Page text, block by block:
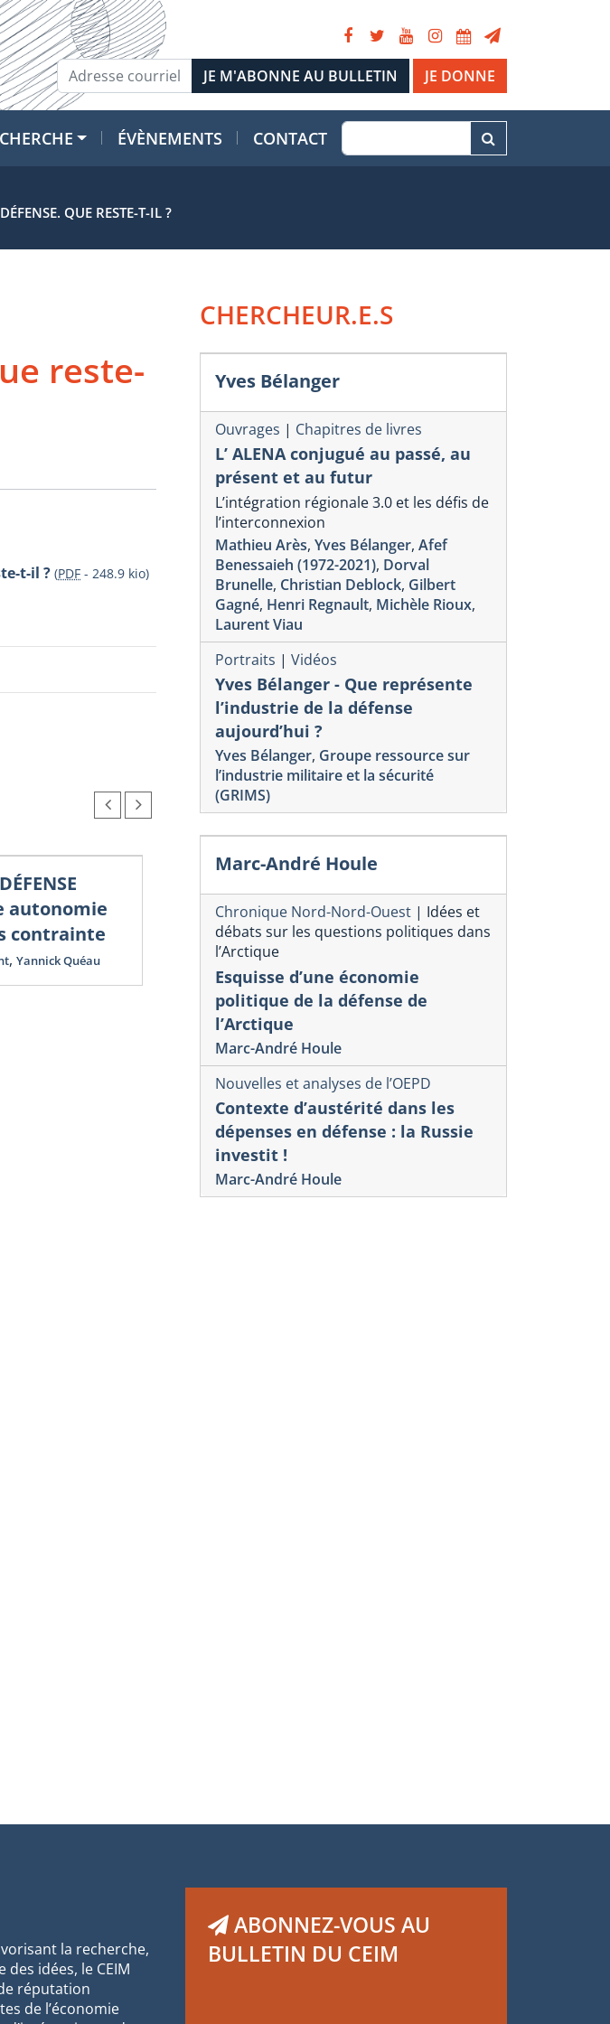
JE DONNE
ÉVÈNEMENTS CONTACT
QUE RESTE-T-IL ?
reste-
t-il ? (PDF - 248.9 kio)
autonomie
contrainte
, Yannick Quéau
Compass and Calculator Still
Needed for the New Canadian
Defence Procurement
Strategy
Yannick Quéau
CHERCHEUR.E.S
Yves Bélanger
Ouvrages | Chapitres de livres
L’ ALENA conjugué au passé, au
présent et au futur
L’intégration régionale 3.0 et les défis de
l’interconnexion
Mathieu Arès, Yves Bélanger, Afef
Benessaieh (1972-2021), Dorval
Brunelle, Christian Deblock, Gilbert
Gagné, Henri Regnault, Michèle Rioux,
Laurent Viau
Portraits | Vidéos
Yves Bélanger - Que représente
l’industrie de la défense
aujourd’hui ?
Yves Bélanger, Groupe ressource sur
l’industrie militaire et la sécurité
(GRIMS)
Marc-André Houle
Chronique Nord-Nord-Ouest | Idées et
débats sur les questions politiques dans
l’Arctique
Esquisse d’une économie
politique de la défense de
l’Arctique
Marc-André Houle
Nouvelles et analyses de l’OEPD
Contexte d’austérité dans les
dépenses en défense : la Russie
investit !
Marc-André Houle
la recherche,
des idées, le CEIM
réputation
de l’économie
ABONNEZ-VOUS AU
BULLETIN DU CEIM